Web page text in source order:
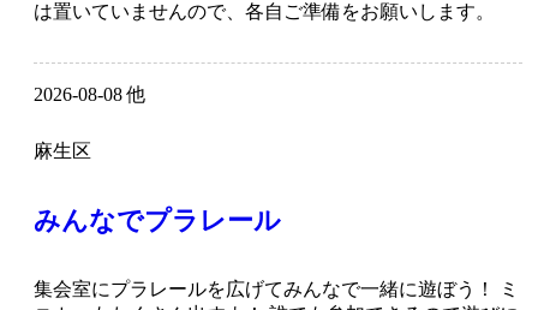
は置いていませんので、各自ご準備をお願いします。
2026-08-08 他
麻生区
みんなでプラレール
集会室にプラレールを広げてみんなで一緒に遊ぼう！ ミ